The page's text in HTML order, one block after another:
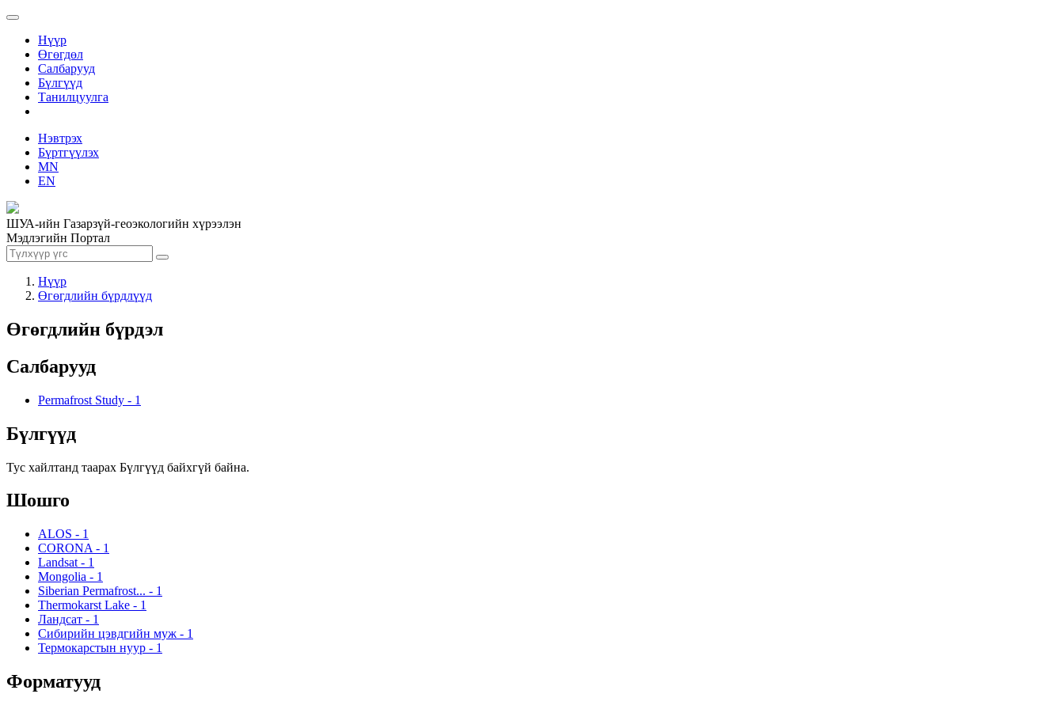
Нүүр
Өгөгдөл
Салбарууд
Бүлгүүд
Танилцуулга
Нэвтрэх
Бүртгүүлэх
MN
EN
ШУА-ийн Газарзүй-геоэкологийн хүрээлэн
Мэдлэгийн Портал
Нүүр
Өгөгдлийн бүрдлүүд
Өгөгдлийн бүрдэл
Салбарууд
Permafrost Study - 1
Бүлгүүд
Тус хайлтанд таарах Бүлгүүд байхгүй байна.
Шошго
ALOS - 1
CORONA - 1
Landsat - 1
Mongolia - 1
Siberian Permafrost... - 1
Thermokarst Lake - 1
Ландсат - 1
Сибирийн цэвдгийн муж - 1
Термокарстын нуур - 1
Форматууд